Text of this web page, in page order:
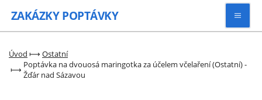
ZAKÁZKY POPTÁVKY
Úvod ⟼ Ostatní
⟼ Poptávka na dvouosá maringotka za účelem včelaření (Ostatní) -
Žďár nad Sázavou